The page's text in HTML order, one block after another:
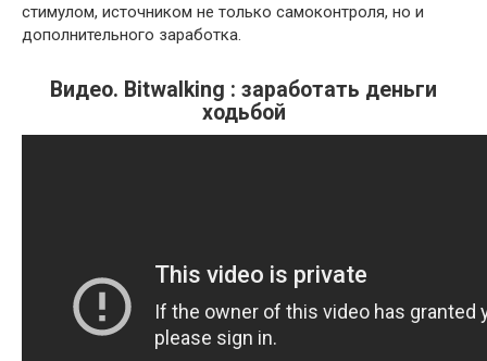
стимулом, источником не только самоконтроля, но и
дополнительного заработка.
Видео. Bitwalking : заработать деньги
ходьбой